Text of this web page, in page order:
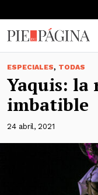
ESPECIALES, TODAS
Yaquis: la
imbatible
24 abril, 2021